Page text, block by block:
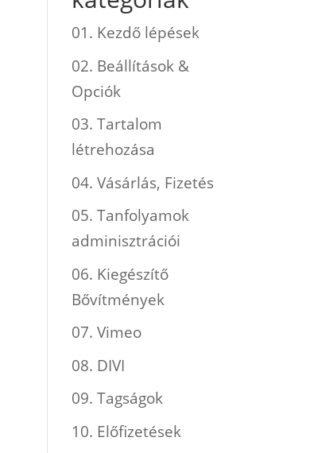
01. Kezdő lépések
02. Beállítások &
Opciók
03. Tartalom
létrehozása
04. Vásárlás, Fizetés
05. Tanfolyamok
adminisztrációi
06. Kiegészítő
Bővítmények
07. Vimeo
08. DIVI
09. Tagságok
10. Előfizetések